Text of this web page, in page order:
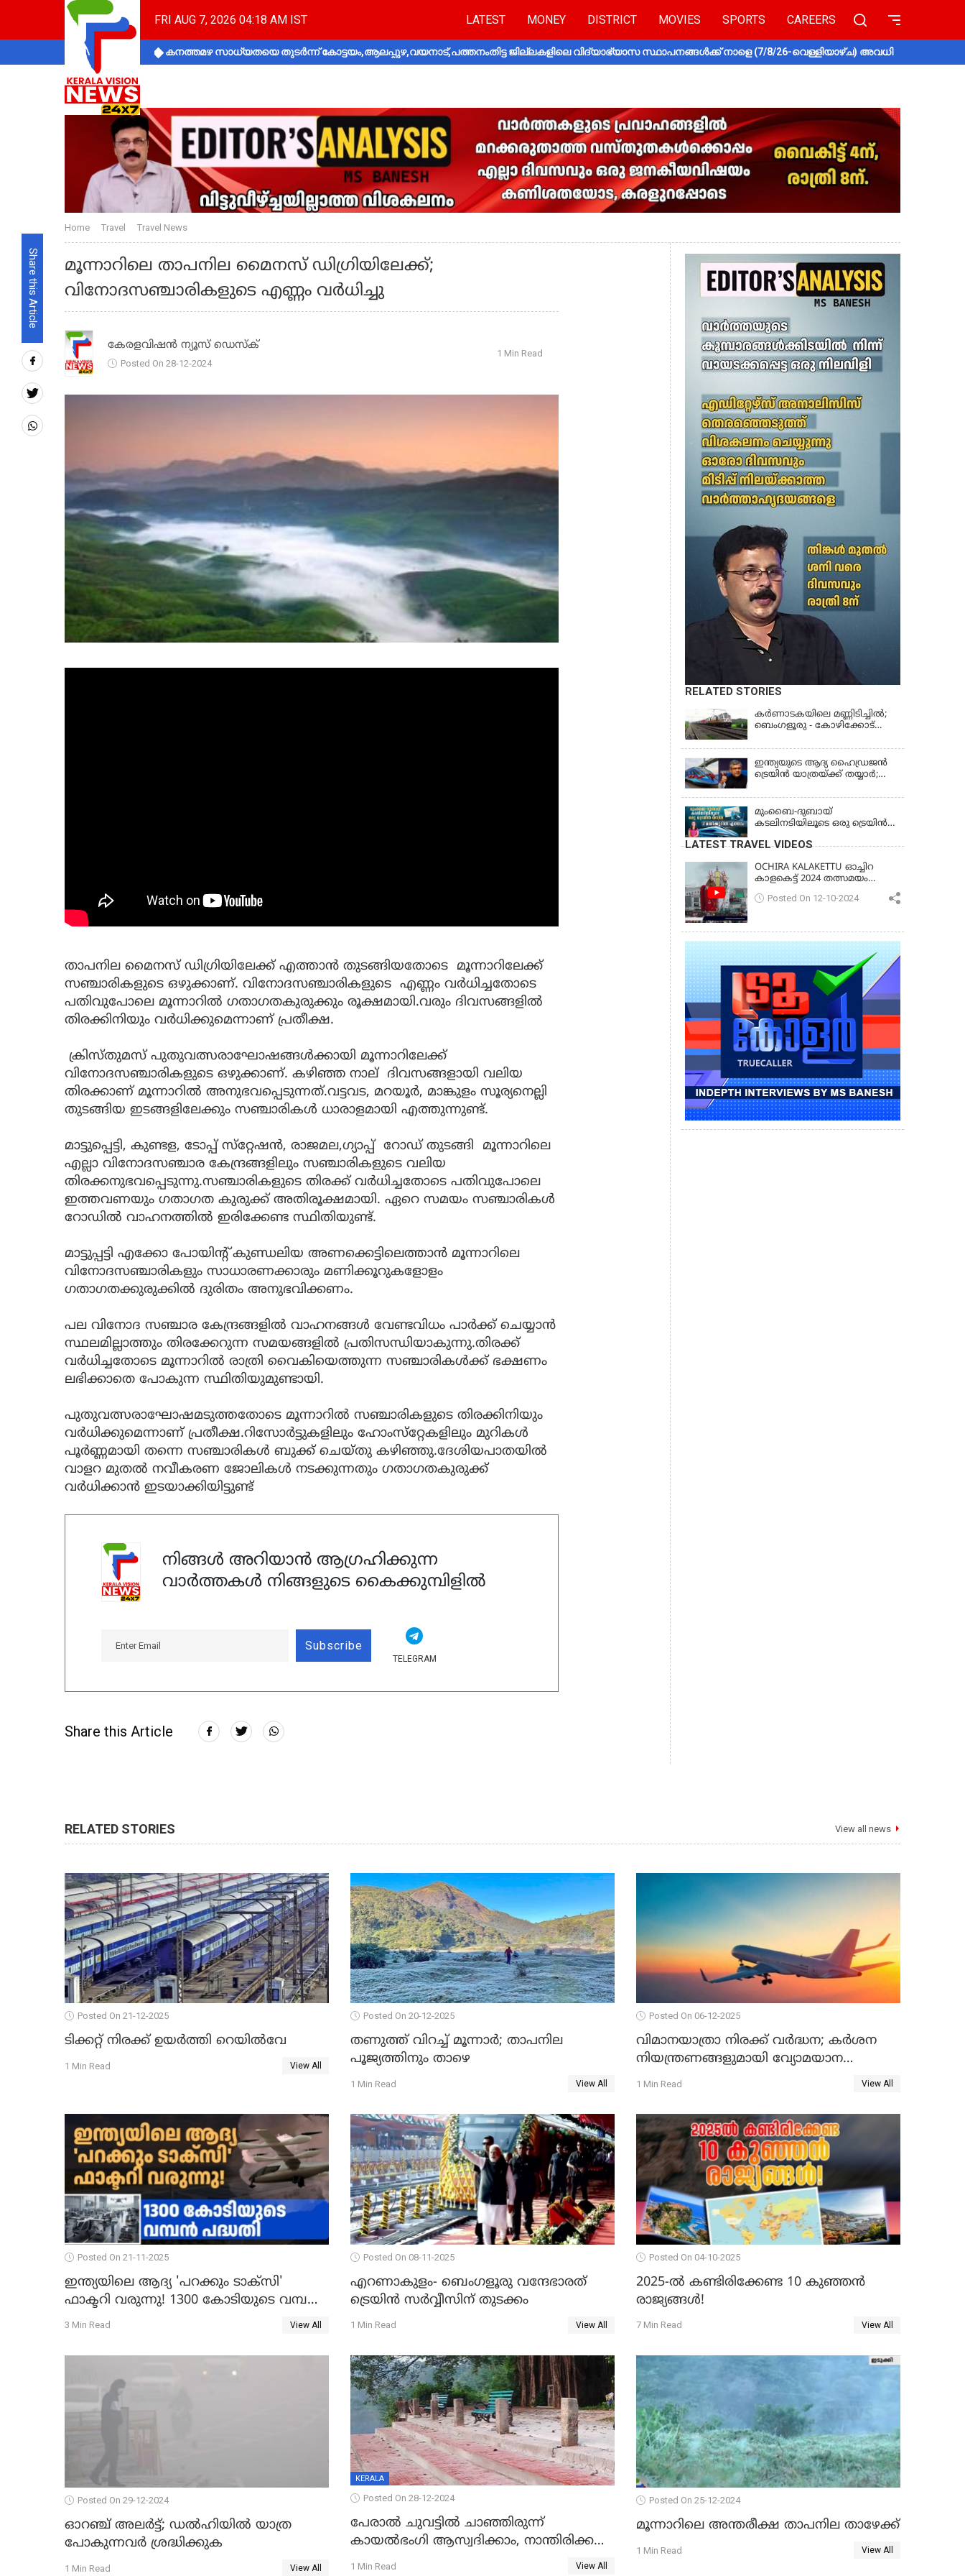
FRI AUG 7, 2026 04:18 AM IST LATEST MONEY DISTRICT MOVIES SPORTS CAREERS
കനത്തമഴ സാധ്യതയെ തുടർന്ന് കോട്ടയം,ആലപ്പുഴ,വയനാട്,പത്തനംതിട്ട ജില്ലകളിലെ വിദ്യാഭ്യാസ സ്ഥാപനങ്ങൾക്ക് നാളെ (7/8/26-വെള്ളിയാഴ്ച) അവധി
Share this Article
Home Travel Travel News
മൂന്നാറിലെ താപനില മൈനസ് ഡിഗ്രിയിലേക്ക്;
വിനോദസഞ്ചാരികളുടെ എണ്ണം വര്‍ധിച്ചു
കേരളവിഷൻ ന്യൂസ് ഡെസ്‌ക്
Posted On 28-12-2024
1 Min Read
താപനില മൈനസ് ഡിഗ്രിയിലേക്ക് എത്താൻ തുടങ്ങിയതോടെ മൂന്നാറിലേക്ക്
സഞ്ചാരികളുടെ ഒഴുക്കാണ്. വിനോദസഞ്ചാരികളുടെ എണ്ണം വര്‍ധിച്ചതോടെ
പതിവുപോലെ മൂന്നാറില്‍ ഗതാഗതകുരുക്കും രൂക്ഷമായി.വരും ദിവസങ്ങളില്‍
തിരക്കിനിയും വര്‍ധിക്കുമെന്നാണ് പ്രതീക്ഷ.
ക്രിസ്തുമസ് പുതുവത്സരാഘോഷങ്ങള്‍ക്കായി മൂന്നാറിലേക്ക്
വിനോദസഞ്ചാരികളുടെ ഒഴുക്കാണ്. കഴിഞ്ഞ നാല് ദിവസങ്ങളായി വലിയ
തിരക്കാണ് മൂന്നാറില്‍ അനുഭവപ്പെടുന്നത്.വട്ടവട, മറയൂര്‍, മാങ്കുളം സൂര്യനെല്ലി
തുടങ്ങിയ ഇടങ്ങളിലേക്കും സഞ്ചാരികള്‍ ധാരാളമായി എത്തുന്നുണ്ട്.
മാട്ടുപ്പെട്ടി, കുണ്ടള, ടോപ്പ് സ്‌റ്റേഷന്‍, രാജമല,ഗ്യാപ്പ് റോഡ് തുടങ്ങി മൂന്നാറിലെ
എല്ലാ വിനോദസഞ്ചാര കേന്ദ്രങ്ങളിലും സഞ്ചാരികളുടെ വലിയ
തിരക്കനുഭവപ്പെടുന്നു.സഞ്ചാരികളുടെ തിരക്ക് വര്‍ധിച്ചതോടെ പതിവുപോലെ
ഇത്തവണയും ഗതാഗത കുരുക്ക് അതിരൂക്ഷമായി. ഏറെ സമയം സഞ്ചാരികള്‍
റോഡില്‍ വാഹനത്തില്‍ ഇരിക്കേണ്ട സ്ഥിതിയുണ്ട്.
മാട്ടുപ്പട്ടി എക്കോ പോയിൻ്റ് കുണ്ഡലിയ അണക്കെട്ടിലെത്താൻ മൂന്നാറിലെ
വിനോദസഞ്ചാരികളും സാധാരണക്കാരും മണിക്കൂറുകളോളം
ഗതാഗതക്കുരുക്കിൽ ദുരിതം അനുഭവിക്കണം.
പല വിനോദ സഞ്ചാര കേന്ദ്രങ്ങളില്‍ വാഹനങ്ങള്‍ വേണ്ടവിധം പാര്‍ക്ക് ചെയ്യാന്‍
സ്ഥലമില്ലാത്തും തിരക്കേറുന്ന സമയങ്ങളില്‍ പ്രതിസന്ധിയാകുന്നു.തിരക്ക്
വര്‍ധിച്ചതോടെ മൂന്നാറില്‍ രാത്രി വൈകിയെത്തുന്ന സഞ്ചാരികള്‍ക്ക് ഭക്ഷണം
ലഭിക്കാതെ പോകുന്ന സ്ഥിതിയുമുണ്ടായി.
പുതുവത്സരാഘോഷമടുത്തതോടെ മൂന്നാറില്‍ സഞ്ചാരികളുടെ തിരക്കിനിയും
വര്‍ധിക്കുമെന്നാണ് പ്രതീക്ഷ.റിസോര്‍ട്ടുകളിലും ഹോംസ്‌റ്റേകളിലും മുറികള്‍
പൂര്‍ണ്ണമായി തന്നെ സഞ്ചാരികള്‍ ബുക്ക് ചെയ്തു കഴിഞ്ഞു.ദേശിയപാതയില്‍
വാളറ മുതല്‍ നവീകരണ ജോലികള്‍ നടക്കുന്നതും ഗതാഗതകുരുക്ക്
വര്‍ധിക്കാന്‍ ഇടയാക്കിയിട്ടുണ്ട്
നിങ്ങൾ അറിയാൻ ആഗ്രഹിക്കുന്ന
വാർത്തകൾ നിങ്ങളുടെ കൈക്കുമ്പിളിൽ
Subscribe
TELEGRAM
Share this Article
RELATED STORIES
കര്‍ണാടകയിലെ മണ്ണിടിച്ചില്‍;
ബെംഗളൂരു - കോഴിക്കോട്
ഇന്ത്യയുടെ ആദ്യ ഹൈഡ്രജൻ
ട്രെയിൻ യാത്രയ്ക്ക് തയ്യാർ;
മുംബൈ-ദുബായ്
കടലിനടിയിലൂടെ ഒരു ട്രെയിൻ
LATEST TRAVEL VIDEOS
OCHIRA KALAKETTU ഓച്ചിറ
കാളകെട്ട് 2024 തത്സമയം
Posted On 12-10-2024
RELATED STORIES View all news
Posted On 21-12-2025
ടിക്കറ്റ് നിരക്ക് ഉയർത്തി റെയില്‍വേ
1 Min Read View All
Posted On 20-12-2025
തണുത്ത് വിറച്ച് മൂന്നാർ; താപനില
പൂജ്യത്തിനും താഴെ
1 Min Read View All
Posted On 06-12-2025
വിമാനയാത്രാ നിരക്ക് വർദ്ധന; കർശന
നിയന്ത്രണങ്ങളുമായി വ്യോമയാന
മന്ത്രാലയം
1 Min Read View All
Posted On 21-11-2025
ഇന്ത്യയിലെ ആദ്യ 'പറക്കും ടാക്സി'
ഫാക്ടറി വരുന്നു! 1300 കോടിയുടെ വമ്പൻ
പദ്ധതി
3 Min Read View All
Posted On 08-11-2025
എറണാകുളം- ബെംഗളൂരു വന്ദേഭാരത്
ട്രെയിന്‍ സര്‍വ്വീസിന് തുടക്കം
1 Min Read View All
Posted On 04-10-2025
2025-ൽ കണ്ടിരിക്കേണ്ട 10 കുഞ്ഞൻ
രാജ്യങ്ങൾ!
7 Min Read View All
Posted On 29-12-2024
ഓറഞ്ച് അലര്‍ട്ട്; ഡല്‍ഹിയില്‍ യാത്ര
പോകുന്നവര്‍ ശ്രദ്ധിക്കുക
1 Min Read View All
KERALA
Posted On 28-12-2024
പേരാൽ ചുവട്ടിൽ ചാഞ്ഞിരുന്ന്
കായൽഭംഗി ആസ്വദിക്കാം, നാന്തിരിക്കൽ
കടവ് 31 ന് തുറക്കും
1 Min Read View All
Posted On 25-12-2024
മൂന്നാറിലെ അന്തരീക്ഷ താപനില താഴേക്ക്
1 Min Read View All